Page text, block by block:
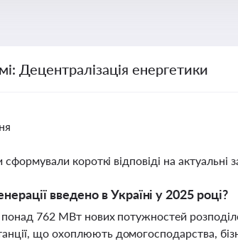
Децентралізація енергетики
короткі відповіді на актуальні
введено в Україні у 2025 році?
762 МВт нових потужностей
що охоплюють домогосподарства,